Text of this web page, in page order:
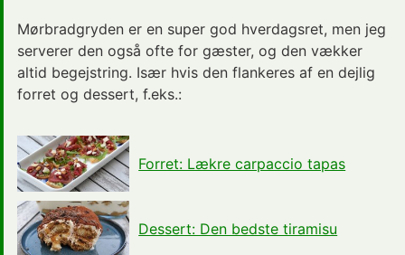
Mørbradgryden er en super god hverdagsret, men jeg
serverer den også ofte for gæster, og den vækker
altid begejstring. Især hvis den flankeres af en dejlig
forret og dessert, f.eks.:
Forret: Lækre carpaccio tapas
Dessert: Den bedste tiramisu